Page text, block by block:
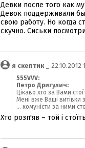
Девки после того как
Девок поддерживали
свою работу. Но когда
скучно. Сиськи
я скептик_ 22.10.2012
555VVV:
Петро Дригулич:
Цікаво хто за Вами
Мені вже Ваші витівки
... комуністи за ними
Хто розп'яв – той і